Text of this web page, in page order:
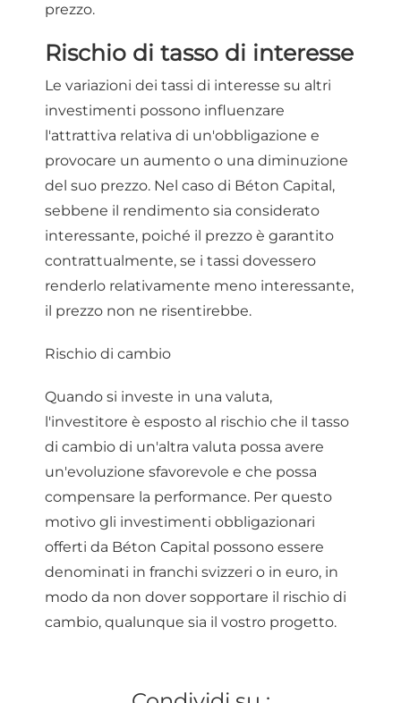
prezzo.
Rischio di tasso di interesse
Le variazioni dei tassi di interesse su altri
investimenti possono influenzare
l'attrattiva relativa di un'obbligazione e
provocare un aumento o una diminuzione
del suo prezzo. Nel caso di Béton Capital,
sebbene il rendimento sia considerato
interessante, poiché il prezzo è garantito
contrattualmente, se i tassi dovessero
renderlo relativamente meno interessante,
il prezzo non ne risentirebbe.
Rischio di cambio
Quando si investe in una valuta,
l'investitore è esposto al rischio che il tasso
di cambio di un'altra valuta possa avere
un'evoluzione sfavorevole e che possa
compensare la performance. Per questo
motivo gli investimenti obbligazionari
offerti da Béton Capital possono essere
denominati in franchi svizzeri o in euro, in
modo da non dover sopportare il rischio di
cambio, qualunque sia il vostro progetto.